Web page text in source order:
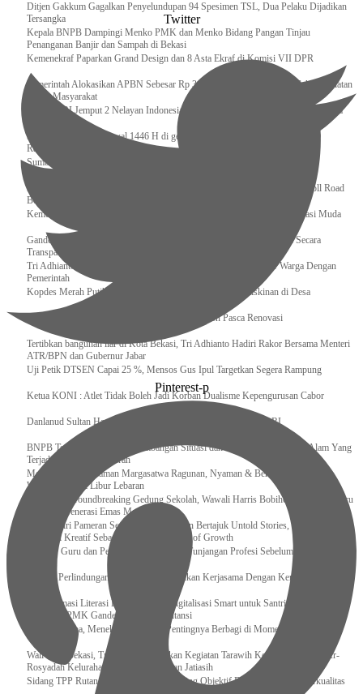
Ditjen Gakkum Gagalkan Penyelundupan 94 Spesimen TSL, Dua Pelaku Dijadikan
Tersangka
Kepala BNPB Dampingi Menko PMK dan Menko Bidang Pangan Tinjau
Penanganan Banjir dan Sampah di Bekasi
Kemenekraf Paparkan Grand Design dan 8 Asta Ekraf di Komisi VII DPR
Pemerintah Alokasikan APBN Sebesar Rp 3,4 Triliun untuk Program Cek Kesehatan
Gratis Masyarakat
Bakamla RI Jemput 2 Nelayan Indonesia di Perbatasan Terluar Indonesia Malaysia
Sidang Isbat Awal Syawal 1446 H di gelar oleh Kementerian Agama pada 29
Ramadan
Sumber Daya Adalah Tantangan Penanganan Darurat Bencana di Daerah
Dukung Kelancaran Lalu Lintas Libur Idul Fitri 1446h / 2025m, Waskita Toll Road
Berlakukan Diskon Tarif Sebesar 20%
Kemenekraf – Kemeninves Perkuat Sinergi Demi Lapangan Kerja Generasi Muda
Gandeng KPK , Gus Ipul Memastikan Penyaluran Bansos Dilakukan Secara
Transparan dan Tepat Sasaran
Tri Adhianto Katakan : Tarling Sebagai Sarana Komunikasi Antar Warga Dengan
Pemerintah
Kopdes Merah Putih Instrumen Penting Pengentasan Kemiskinan di Desa
Presiden, Prabowo Subianto Resmikan 17 Stadion Pasca Renovasi
Tertibkan bangunan liar di Kota Bekasi, Tri Adhianto Hadiri Rakor Bersama Menteri
ATR/BPN dan Gubernur Jabar
Uji Petik DTSEN Capai 25 %, Mensos Gus Ipul Targetkan Segera Rampung
Ketua KONI : Atlet Tidak Boleh Jadi Korban Dualisme Kepengurusan Cabor
Danlanud Sultan Hasanuddin Ikuti Exit Meeting Bersama BPK RI
BNPB Terus Memantau Perkembangan Situasi dan Penanganan Bencana Alam Yang
Terjadi di Beberapa Daerah
Menpar Pastikan Taman Margasatwa Ragunan, Nyaman & Bersih di Kunjungi
Wisatawan Saat Libur Lebaran
Resmikan Groundbreaking Gedung Sekolah, Wawali Harris Bobihoe : Tonggak Baru
Ciptakan Generasi Emas Masa Depan
Menghadiri Pameran Seni Meiro Collection Bertajuk Untold Stories, Irene Umar :
Ekonomi Kreatif Sebagai The New Engine of Growth
120.067 Guru dan Pengawas PAI Terima Tunjangan Profesi Sebelum Lebaran
Perkuat Perlindungan KI Kemenkum Sahkan Kerjasama Dengan Kemenbud
Transformasi Literasi Keuangan dan Digitalisasi Smart untuk Santri Produktif
Kemenko PMK Gandeng Beberapa Intansi
Peduli Sesama, Menekraf Tekankan Pentingnya Berbagi di Momen Ramadan
Wali Kota Bekasi, Tri Adhianto Lakukan Kegiatan Tarawih Keliling di Masjid Ar-
Rosyadah Kelurahan Jatirasa Kecamatan Jatiasih
Sidang TPP Rutan Rantau Pastikan Tamping Objektif Demi Pembinaan Berkualitas
Twitter
Pinterest-p